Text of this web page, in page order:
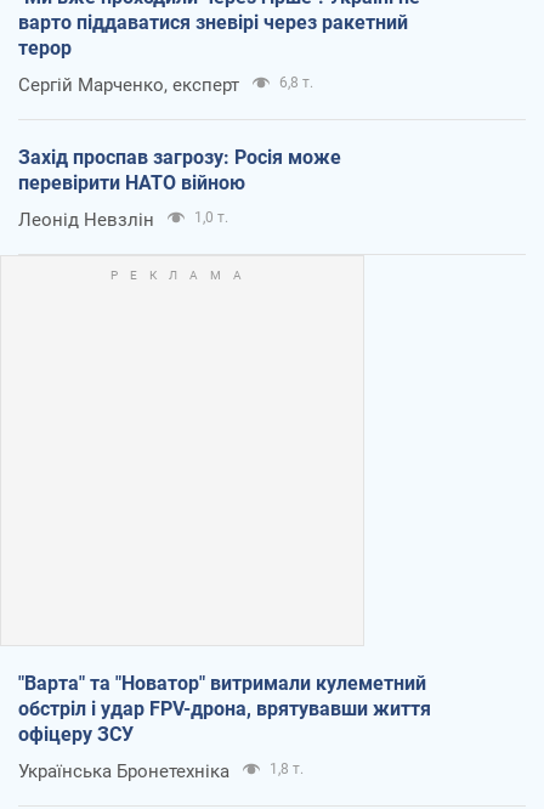
варто піддаватися зневірі через ракетний
терор
Сергій Марченко, експерт 6,8 т.
Захід проспав загрозу: Росія може
перевірити НАТО війною
Леонід Невзлін 1,0 т.
"Варта" та "Новатор" витримали кулеметний
обстріл і удар FPV-дрона, врятувавши життя
офіцеру ЗСУ
Українська Бронетехніка 1,8 т.